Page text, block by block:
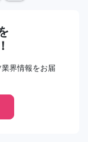
界情報をお届